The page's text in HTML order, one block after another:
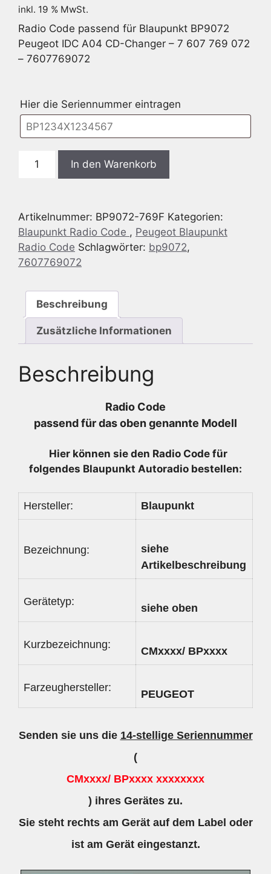
inkl. 19 % MwSt.
Radio Code passend für Blaupunkt BP9072
Peugeot IDC A04 CD-Changer – 7 607 769 072
– 7607769072
Hier die Seriennummer eintragen
Blaupunkt
A04
CD-
Changer
-
607
Menge
In den Warenkorb
Artikelnummer: BP9072-769F Kategorien:
Blaupunkt Radio Code , Peugeot Blaupunkt
Radio Code Schlagwörter: bp9072,
7607769072
Beschreibung
Zusätzliche Informationen
Beschreibung
Radio Code
passend für das oben genannte Modell
Hier können sie den Radio Code für
folgendes Blaupunkt Autoradio bestellen:
Hersteller: Blaupunkt
Bezeichnung:
siehe
Artikelbeschreibung
Gerätetyp:
siehe oben
Kurzbezeichnung:
CMxxxx/ BPxxxx
Farzeughersteller:
PEUGEOT
Senden sie uns die 14-stellige Seriennummer
(
CMxxxx/ BPxxxx xxxxxxxx
) ihres Gerätes zu.
Sie steht rechts am Gerät auf dem Label oder
ist am Gerät eingestanzt.